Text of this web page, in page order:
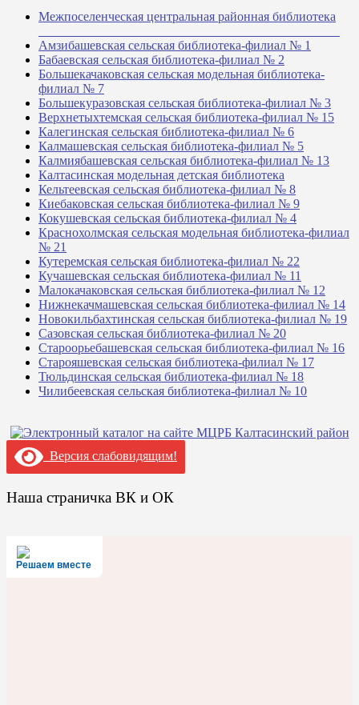
Межпоселенческая центральная районная библиотека
Амзибашевская сельская библиотека-филиал № 1
Бабаевская сельская библиотека-филиал № 2
Большекачаковская сельская модельная библиотека-
филиал № 7
Большекуразовская сельская библиотека-филиал № 3
Верхнетыхтемская сельская библиотека-филиал № 15
Калегинская сельская библиотека-филиал № 6
Калмашевская сельская библиотека-филиал № 5
Калмиябашевская сельская библиотека-филиал № 13
Калтасинская модельная детская библиотека
Кельтеевская сельская библиотека-филиал № 8
Киебаковская сельская библиотека-филиал № 9
Кокушевская сельская библиотека-филиал № 4
Краснохолмская сельская модельная библиотека-филиал
№ 21
Кутеремская сельская библиотека-филиал № 22
Кучашевская сельская библиотека-филиал № 11
Малокачаковская сельская библиотека-филиал № 12
Нижнекачмашевская сельская библиотека-филиал № 14
Новокильбахтинская сельская библиотека-филиал № 19
Сазовская сельская библиотека-филиал № 20
Староорьебашевская сельская библиотека-филиал № 16
Старояшевская сельская библиотека-филиал № 17
Тюльдинская сельская библиотека-филиал № 18
Чилибеевская сельская библиотека-филиал № 10
Версия слабовидящим!
Наша страничка ВК и ОК
Решаем вместе